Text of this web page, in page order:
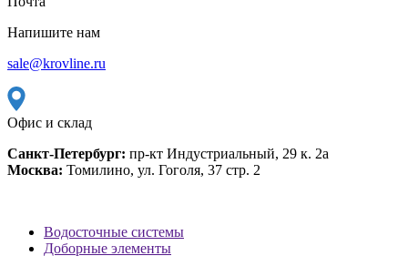
Напишите нам
sale@krovline.ru
Офис и склад
Санкт-Петербург: пр-кт Индустриальный, 29 к. 2а
Москва: Томилино, ул. Гоголя, 37 стр. 2
Водосточные системы
Доборные элементы